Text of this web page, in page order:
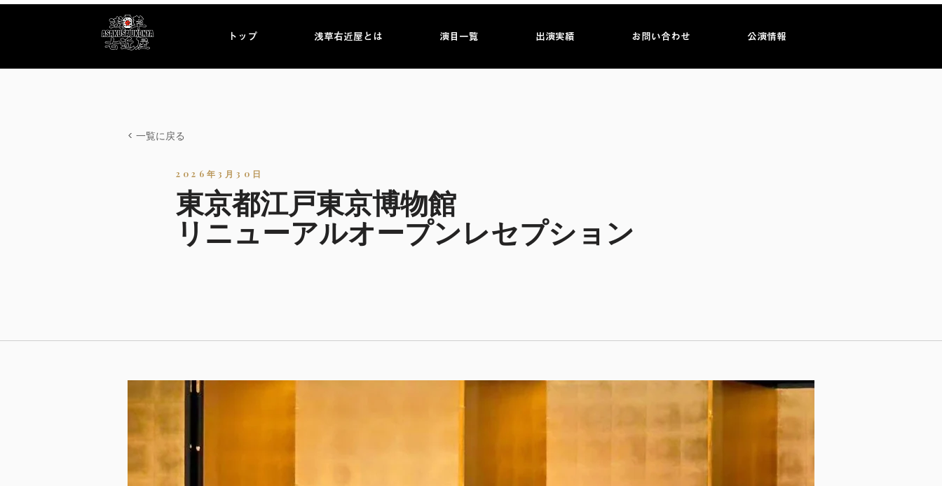
トップ 浅草右近屋とは 演目一覧 出演実績 お問い合わせ 公演情報
< 一覧に戻る
2026年3月30日
東京都江戸東京博物館
リニューアルオープンレセプション